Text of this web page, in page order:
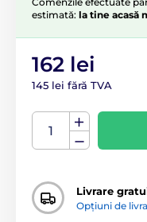
estimată: la tine acasă
162 lei
145 lei fără TVA
Livrare
Opțiuni de